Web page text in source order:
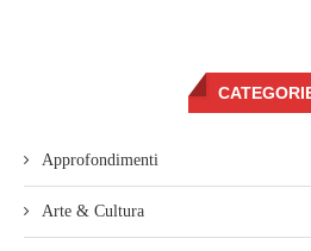
Approfondimenti
Arte & Cultura